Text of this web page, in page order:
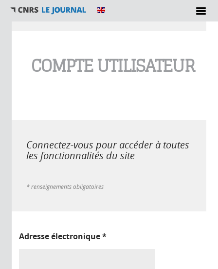
COMPTE UTILISATEUR
Connectez-vous pour accéder à toutes
les fonctionnalités du site
* renseignements obligatoires
Adresse électronique*